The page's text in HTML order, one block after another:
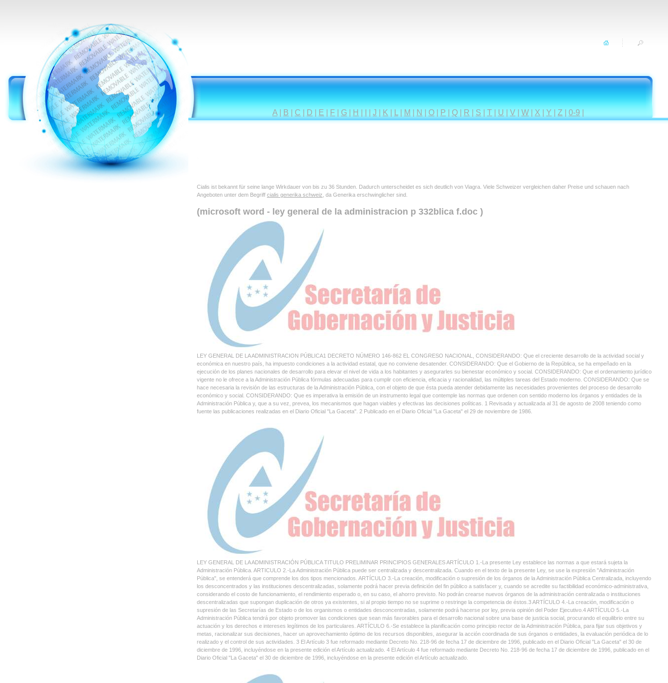
A B C D E F G H J K M N O P Q R S T U V W X Y Z 0-9
Cialis ist bekannt für seine lange Wirkdauer von bis zu 36 Stunden. Dadurch unterscheidet es sich deutlich von Viagra. Viele Schweizer vergleichen daher Preise und schauen nach
Angeboten unter dem Begriff cialis generika schweiz , da Generika erschwinglicher sind.
(microsoft word - ley general de la administracion p 332blica f.doc )
LEY GENERAL DE LA ADMINISTRACION PÚBLICA1 DECRETO NÚMERO 146-862 EL CONGRESO NACIONAL, CONSIDERANDO: Que el creciente desarrollo de la actividad social y
económica en nuestro país, ha impuesto condiciones a la actividad estatal, que no conviene desatender. CONSIDERANDO: Que el Gobierno de la República, se ha empeñado en la
ejecución de los planes nacionales de desarrollo para elevar el nivel de vida a los habitantes y asegurarles su bienestar económico y social. CONSIDERANDO: Que el ordenamiento jurídico
vigente no le ofrece a la Administración Pública fórmulas adecuadas para cumplir con eficiencia, eficacia y racionalidad, las múltiples tareas del Estado moderno. CONSIDERANDO: Que se
hace necesaria la revisión de las estructuras de la Administración Pública, con el objeto de que ésta pueda atender debidamente las necesidades provenientes del proceso de desarrollo
económico y social. CONSIDERANDO: Que es imperativa la emisión de un instrumento legal que contemple las normas que ordenen con sentido moderno los órganos y entidades de la
Administración Pública y, que a su vez, prevea, los mecanismos que hagan viables y efectivas las decisiones políticas. 1 Revisada y actualizada al 31 de agosto de 2008 teniendo como
fuente las publicaciones realizadas en el Diario Oficial "La Gaceta". 2 Publicado en el Diario Oficial "La Gaceta" el 29 de noviembre de 1986.
LEY GENERAL DE LA ADMINISTRACIÓN PÚBLICA TITULO PRELIMINAR PRINCIPIOS GENERALES ARTÍCULO 1.-La presente Ley establece las normas a que estará sujeta la
Administración Pública. ARTICULO 2.-La Administración Pública puede ser centralizada y descentralizada. Cuando en el texto de la presente Ley, se use la expresión "Administración
Pública", se entenderá que comprende los dos tipos mencionados. ARTÍCULO 3.-La creación, modificación o supresión de los órganos de la Administración Pública Centralizada, incluyendo
los desconcentrados y las instituciones descentralizadas, solamente podrá hacer previa definición del fin público a satisfacer y, cuando se acredite su factibilidad económico-administrativa,
considerando el costo de funcionamiento, el rendimiento esperado o, en su caso, el ahorro previsto. No podrán crearse nuevos órganos de la administración centralizada o instituciones
descentralizadas que supongan duplicación de otros ya existentes, si al propio tiempo no se suprime o restringe la competencia de éstos.3 ARTÍCULO 4.-La creación, modificación o
supresión de las Secretarías de Estado o de los organismos o entidades desconcentradas, solamente podrá hacerse por ley, previa opinión del Poder Ejecutivo.4 ARTÍCULO 5.-La
Administración Pública tendrá por objeto promover las condiciones que sean más favorables para el desarrollo nacional sobre una base de justicia social, procurando el equilibrio entre su
actuación y los derechos e intereses legítimos de los particulares. ARTÍCULO 6.-Se establece la planificación como principio rector de la Administración Pública, para fijar sus objetivos y
metas, racionalizar sus decisiones, hacer un aprovechamiento óptimo de los recursos disponibles, asegurar la acción coordinada de sus órganos o entidades, la evaluación periódica de lo
realizado y el control de sus actividades. 3 El Artículo 3 fue reformado mediante Decreto No. 218-96 de fecha 17 de diciembre de 1996, publicado en el Diario Oficial "La Gaceta" el 30 de
diciembre de 1996, incluyéndose en la presente edición el Artículo actualizado. 4 El Artículo 4 fue reformado mediante Decreto No. 218-96 de fecha 17 de diciembre de 1996, publicado en el
Diario Oficial "La Gaceta" el 30 de diciembre de 1996, incluyéndose en la presente edición el Artículo actualizado.